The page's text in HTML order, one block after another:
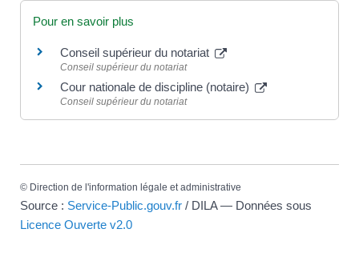
Pour en savoir plus
Conseil supérieur du notariat
Conseil supérieur du notariat
Cour nationale de discipline (notaire)
Conseil supérieur du notariat
© Direction de l'information légale et administrative
Source : Service-Public.gouv.fr / DILA — Données sous
Licence Ouverte v2.0